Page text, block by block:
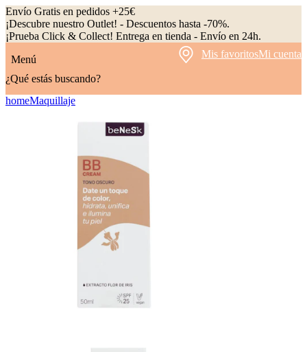
Envío Gratis en pedidos +25€
¡Descubre nuestro Outlet! - Descuentos hasta -70%.
¡Prueba Click & Collect! Entrega en tienda - Envío en 24h.
Menú
Mis favoritosMi cuenta
¿Qué estás buscando?
homeMaquillaje